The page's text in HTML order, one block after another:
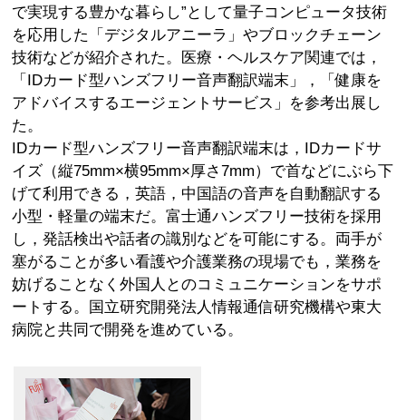
で実現する豊かな暮らし”として量子コンピュータ技術
を応用した「デジタルアニーラ」やブロックチェーン
技術などが紹介された。医療・ヘルスケア関連では，
「IDカード型ハンズフリー音声翻訳端末」，「健康を
アドバイスするエージェントサービス」を参考出展し
た。
IDカード型ハンズフリー音声翻訳端末は，IDカードサ
イズ（縦75mm×横95mm×厚さ7mm）で首などにぶら下
げて利用できる，英語，中国語の音声を自動翻訳する
小型・軽量の端末だ。富士通ハンズフリー技術を採用
し，発話検出や話者の識別などを可能にする。両手が
塞がることが多い看護や介護業務の現場でも，業務を
妨げることなく外国人とのコミュニケーションをサポ
ートする。国立研究開発法人情報通信研究機構や東大
病院と共同で開発を進めている。